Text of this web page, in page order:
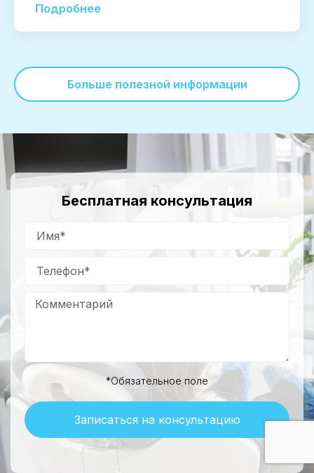
Подробнее
Больше полезной информации
Бесплатная консультация
*Обязательное поле
Записаться на консультацию